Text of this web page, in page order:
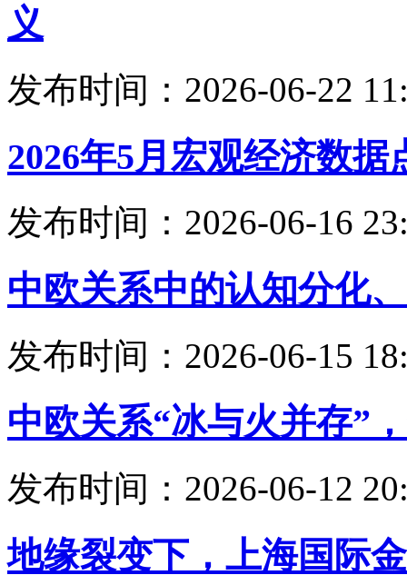
义
发布时间：2026-06-22
2026年5月宏观经济数据
发布时间：2026-06-16
中欧关系中的认知分化
发布时间：2026-06-15
中欧关系“冰与火并存”
发布时间：2026-06-12
地缘裂变下，上海国际